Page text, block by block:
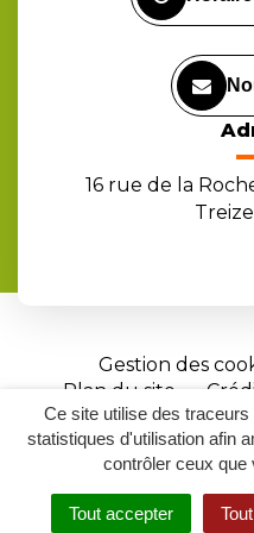
Ce site utilise des
statistiques d'utilisation afin
contrôler ceux que
Tout accepter
16 rue de la
Gestion des
Plan du site
Site
par